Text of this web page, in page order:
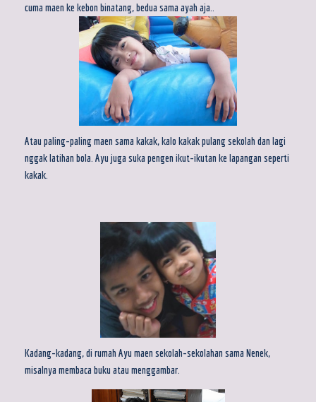
cuma maen ke kebon binatang, bedua sama ayah aja..
Atau paling-paling maen sama kakak, kalo kakak pulang sekolah dan lagi
nggak latihan bola. Ayu juga suka pengen ikut-ikutan ke lapangan seperti
kakak.
Kadang-kadang, di rumah Ayu maen sekolah-sekolahan sama Nenek,
misalnya membaca buku atau menggambar.